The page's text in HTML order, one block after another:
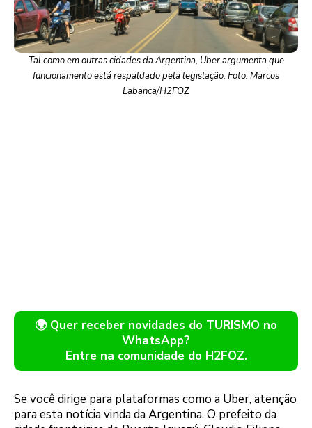
Tal como em outras cidades da Argentina, Uber argumenta que
funcionamento está respaldado pela legislação. Foto: Marcos
Labanca/H2FOZ
🌍 Quer receber novidades do TURISMO no
WhatsApp?
Entre na comunidade do H2FOZ.
Se você dirige para plataformas como a Uber, atenção
para esta notícia vinda da Argentina. O prefeito da